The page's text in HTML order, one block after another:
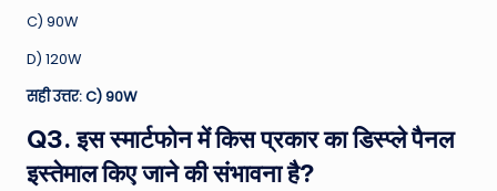
C) 90W
D) 120W
सही उत्तर: C) 90W
Q3. इस स्मार्टफोन में किस प्रकार का डिस्प्ले पैनल
इस्तेमाल किए जाने की संभावना है?